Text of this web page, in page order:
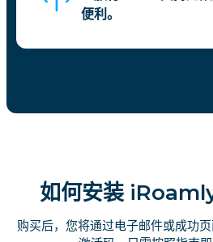
便利。
如何安装
购买后，您将通过电子邮件或成功